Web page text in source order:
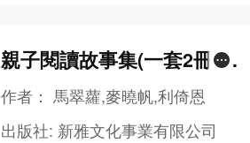
親子閱讀故事集(一套2冊)
[新雅‧點讀樂園]
作者：馬翠蘿,麥曉帆,利倚恩
出版社: 新雅文化事業有限公司